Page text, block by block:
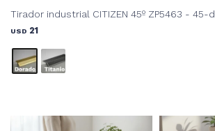
Tirador industrial CITIZEN 45º ZP5463 - 45-d
USD 21